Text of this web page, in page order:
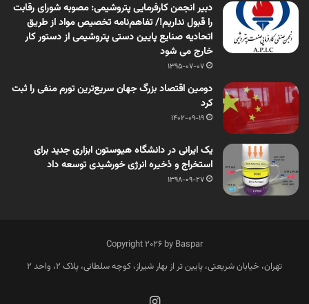
دبیر انجمن کارفرمایی پتروشیمی: مصوبه شورای رقابت
را قبول نداریم!/ تفاهم‌نامه تخصیص مواد از طریق
اتحادیه صنایع پایین دستی پتروشیمی از دستور کار
خارج می شود
1395-07-07
دومین اقتصاد بزرگ جهان سریع‌ترین تورم منفی را ثبت
کرد
1402-09-19
یک ایرانی در دانشگاه هیوستون ابزاری جدید برای
استخراج و ذخیره انرژی خورشیدی توسعه داد
1398-09-27
Copyright 2026 by Baspar
تهران، خیابان شریعتی، پایین تر از بهار شیراز، کوچه سلطانی، پلاک 2، واحد 2